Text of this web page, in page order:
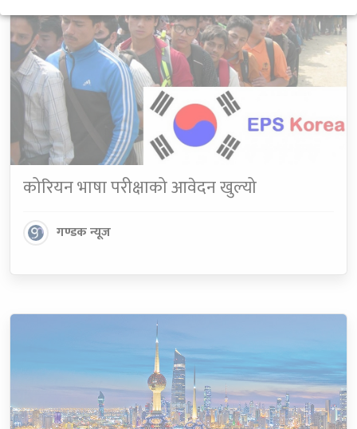
कोरियन भाषा परीक्षाको आवेदन खुल्यो
गण्डक न्यूज